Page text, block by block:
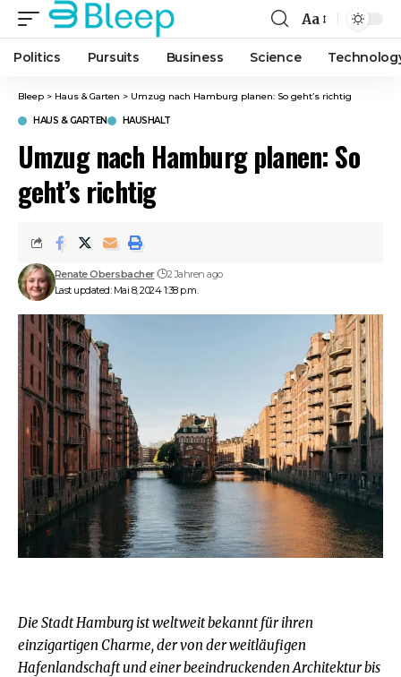
Font
Resizer
Aa
Politics Pursuits Business Science
Bleep > Haus & Garten > Umzug nach Hamburg planen: So geht’s richtig
HAUS & GARTEN HAUSHALT
Umzug nach Hamburg planen: So
geht’s richtig
Last updated: Mai 8, 2024 1:38 p.m.
Renate Obersbacher 2 Jahren ago
Die Stadt Hamburg ist weltweit bekannt für ihren
einzigartigen Charme, der von der weitläufigen
Hafenlandschaft und einer beeindruckenden Architektur bis